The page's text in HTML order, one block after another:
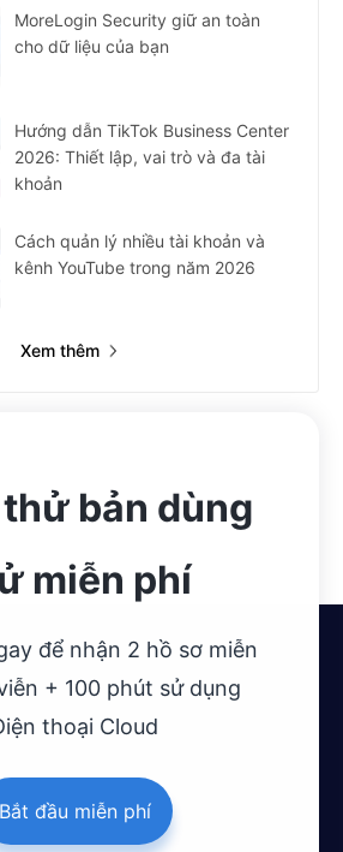
MoreLogin Security giữ an toàn
cho dữ liệu của bạn
Hướng dẫn TikTok Business Center
2026: Thiết lập, vai trò và đa tài
khoản
Cách quản lý nhiều tài khoản và
kênh YouTube trong năm 2026
Xem thêm
bản dùng
miễn phí
để nhận 2 hồ sơ miễn
+ 100 phút sử dụng
thoại Cloud
Bắt đầu miễn phí